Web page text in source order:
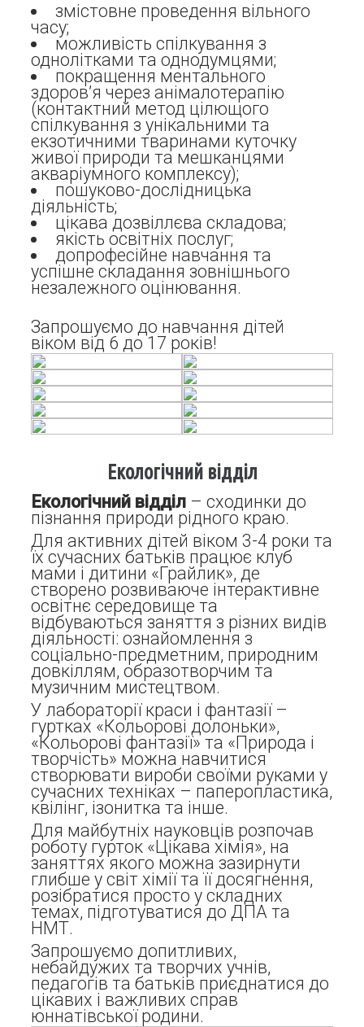
змістовне проведення вільного
часу;
можливість спілкування з
однолітками та однодумцями;
покращення ментального
здоров’я через анімалотерапію
(контактний метод цілющого
спілкування з унікальними та
екзотичними тваринами куточку
живої природи та мешканцями
акваріумного комплексу);
пошуково-дослідницька
діяльність;
цікава дозвіллєва складова;
якість освітніх послуг;
допрофесійне навчання та
успішне складання зовнішнього
незалежного оцінювання.
Запрошуємо до навчання дітей
віком від 6 до 17 років!
Екологічний відділ
Екологічний відділ – сходинки до
пізнання природи рідного краю.
Для активних дітей віком 3-4 роки та
їх сучасних батьків працює клуб
мами і дитини «Грайлик», де
створено розвиваюче інтерактивне
освітнє середовище та
відбуваються заняття з різних видів
діяльності: ознайомлення з
соціально-предметним, природним
довкіллям, образотворчим та
музичним мистецтвом.
У лабораторії краси і фантазії –
гуртках «Кольорові долоньки»,
«Кольорові фантазії» та «Природа і
творчість» можна навчитися
створювати вироби своїми руками у
сучасних техніках – паперопластика,
квілінг, ізонитка та інше.
Для майбутніх науковців розпочав
роботу гурток «Цікава хімія», на
заняттях якого можна зазирнути
глибше у світ хімії та її досягнення,
розібратися просто у складних
темах, підготуватися до ДПА та
НМТ.
Запрошуємо допитливих,
небайдужих та творчих учнів,
педагогів та батьків приєднатися до
цікавих і важливих справ
юннатівської родини.